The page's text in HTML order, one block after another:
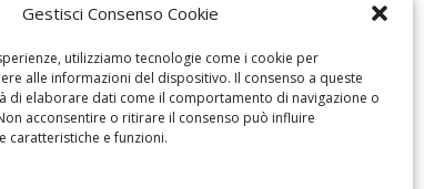
Gestisci Consenso Cookie
utilizziamo tecnologie come i cookie per
alle informazioni del dispositivo. Il consenso a queste
di elaborare dati come il comportamento di navigazione o
acconsentire o ritirare il consenso può influire
caratteristiche e funzioni.